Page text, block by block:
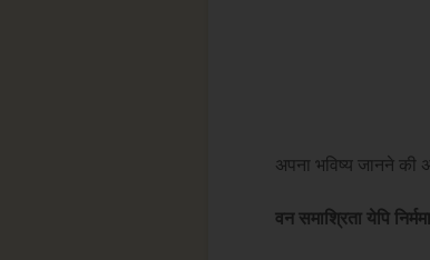
अपना भविष्य जानने की
वन समाश्रिता येपि